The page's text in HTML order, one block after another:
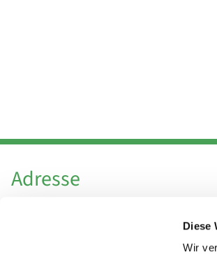
Diese
Wir
Adresse
Hl. Theresa von Avila Berlin Nordost
Leitender Pfarrer - Norbert Pomplun